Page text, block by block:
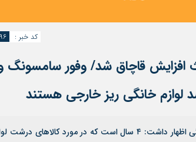
کارهای حوزه کشاورزی
کد خبر :
افزایش قاچاق شد/ وفور
نائب رئیس اتحادیه فروشندگان لوازم خانگی اظهار داشت: ۴ سال است